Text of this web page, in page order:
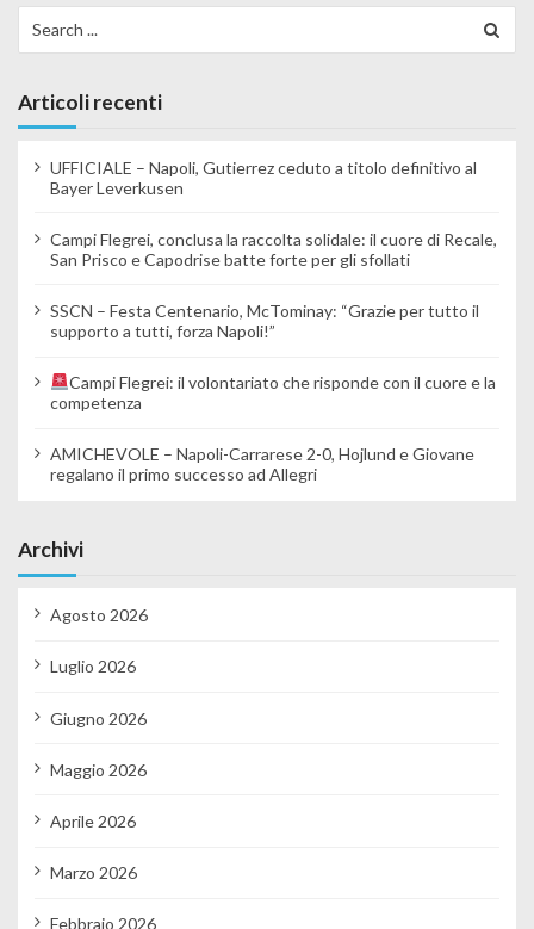
Articoli recenti
UFFICIALE – Napoli, Gutierrez ceduto a titolo definitivo al
Bayer Leverkusen
Campi Flegrei, conclusa la raccolta solidale: il cuore di Recale,
San Prisco e Capodrise batte forte per gli sfollati
SSCN – Festa Centenario, McTominay: “Grazie per tutto il
supporto a tutti, forza Napoli!”
Campi Flegrei: il volontariato che risponde con il cuore e la
competenza
AMICHEVOLE – Napoli-Carrarese 2-0, Hojlund e Giovane
regalano il primo successo ad Allegri
Archivi
Agosto 2026
Luglio 2026
Giugno 2026
Maggio 2026
Aprile 2026
Marzo 2026
Febbraio 2026